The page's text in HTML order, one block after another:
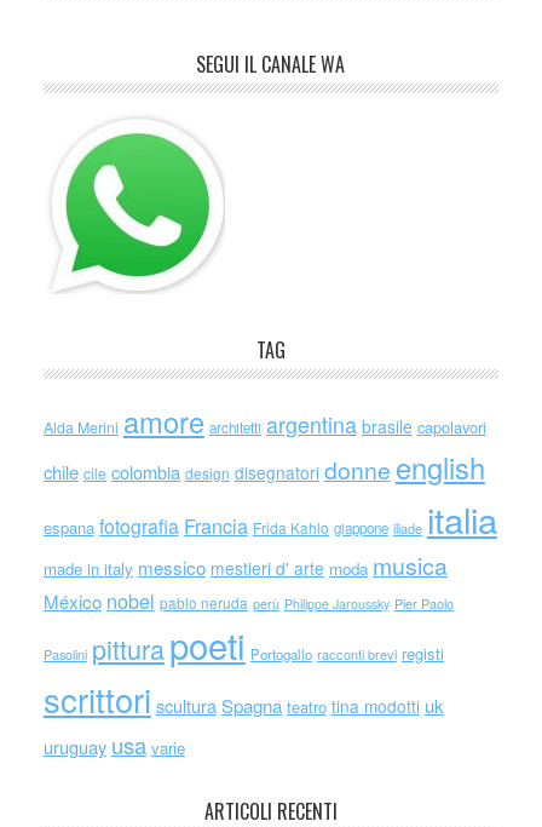
SEGUI IL CANALE WA
TAG
Alda Merini amore architetti argentina brasile capolavori
chile cile colombia design disegnatori donne english
espana fotografia Francia Frida Kahlo giappone iliade italia
made in italy messico mestieri d' arte moda musica
México nobel pablo neruda perù Philippe Jaroussky Pier Paolo
Pasolini pitturapoeti Portogallo racconti brevi registi
scrittori scultura Spagna teatro tina modotti uk
uruguay usa varie
ARTICOLI RECENTI